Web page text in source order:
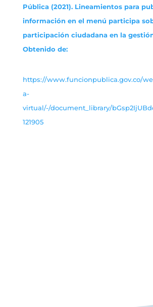
Pública (2021). Lineamientos para
información en el menú participa
participación ciudadana en la
Obtenido de:
https://www.funcionpublica.gov.co/
a-
virtual/-/document_library/
121905